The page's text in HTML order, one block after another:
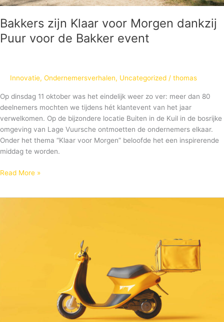
Bakkers zijn Klaar voor Morgen dankzij
Puur voor de Bakker event
Innovatie, Ondernemersverhalen, Uncategorized / thomas
Op dinsdag 11 oktober was het eindelijk weer zo ver: meer dan 80
deelnemers mochten we tijdens hét klantevent van het jaar
verwelkomen. Op de bijzondere locatie Buiten in de Kuil in de bosrijke
omgeving van Lage Vuursche ontmoetten de ondernemers elkaar.
Onder het thema “Klaar voor Morgen” beloofde het een inspirerende
middag te worden.
Read More »